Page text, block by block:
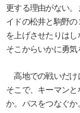
更する理由がない
イドの松井と駒野
を上げさせたりはし
そこからいかに勇気
高地での戦いだけ
そこで、キーマン
か。パスをつなぐ